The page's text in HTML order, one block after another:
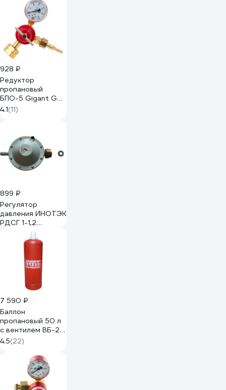
928 ₽
Редуктор
пропановый
БПО-5 Gigant GT-
116GS
4.1(11)
899 ₽
Регулятор
давления ИНОТЭК
РДСГ 1-1,2
4687207086301
7 590 ₽
Баллон
пропановый 50 л
с вентилем ВБ-2
НЗГА СПЕЦ СВ-
БАЛЛОН50Н
4.5(22)